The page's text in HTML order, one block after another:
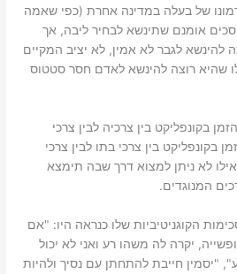
של בעלה במדינה אחרת (כפי שאמה
אומנם שתינשא לבחיר ליבה, אך
להינשא לגבר לא אמין, לא יציב המקיים
שהיא רוצה להינשא לאדם חסר סטטוס
בקונפליקט בין צרכיה לבין צרכי
בקונפליקט בין צרכי בתו לבין צרכי
לא ניתן למצוא דרך שבה תימצא
המנוגדים.
הקוגניטיביות שלו כנראה היו: "אם
יקרה לה משהו רע ואני לא יכול
"יסמין חייבת להתחתן עם נסיך ולהיות